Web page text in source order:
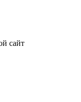
сайт